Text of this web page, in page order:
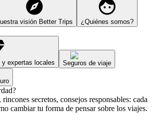
visión Better Trips ¿Quiénes somos?
y expertas locales Seguros de viaje
secretos, consejos responsables: cada
cambiar tu forma de pensar sobre los viajes.